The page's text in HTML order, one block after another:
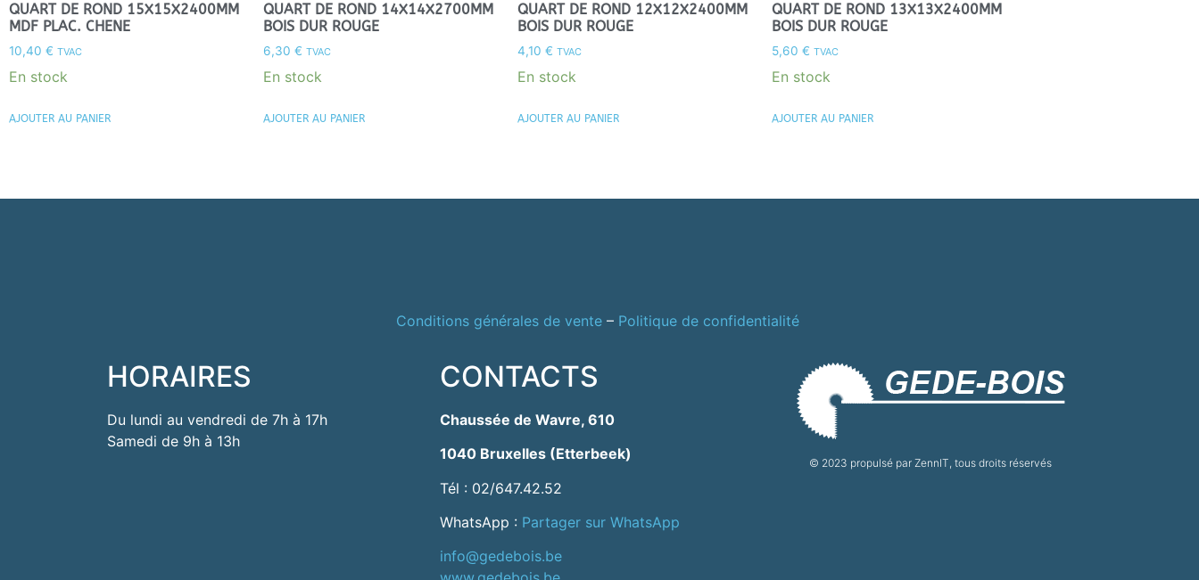
QUART DE ROND 15X15X2400MM
MDF PLAC. CHENE
10,40 € TVAC
En stock
AJOUTER AU PANIER
QUART DE ROND 14X14X2700MM
BOIS DUR ROUGE
6,30 € TVAC
En stock
AJOUTER AU PANIER
QUART DE ROND 12X12X2400MM
BOIS DUR ROUGE
4,10 € TVAC
En stock
AJOUTER AU PANIER
QUART DE ROND 13X13X2400MM
BOIS DUR ROUGE
5,60 € TVAC
En stock
AJOUTER AU PANIER
Conditions générales de vente – Politique de confidentialité
HORAIRES
Du lundi au vendredi de 7h à 17h
Samedi de 9h à 13h
CONTACTS
Chaussée de Wavre, 610
1040 Bruxelles (Etterbeek)
Tél : 02/647.42.52
WhatsApp : Partager sur WhatsApp
info@gedebois.be
© 2023 propulsé par ZennIT, tous droits réservés